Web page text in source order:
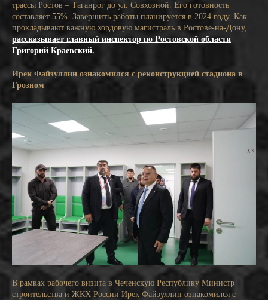
трассы Ростов – Таганрог до ул. Совхозной. Его готовность
составляет 55%. Завершить работы планируется в 2024 году. Как
прокладывают важную хордовую магистраль в Ростове-на-Дону,
рассказывает главный инспектор по Ростовской области
Григорий Краевский.
Ирек Файзуллин ознакомился с реконструкцией стадиона в
Грозном
В рамках рабочего визита в Чеченскую Республику Министр
строительства и ЖКХ России Ирек Файзуллин ознакомился с